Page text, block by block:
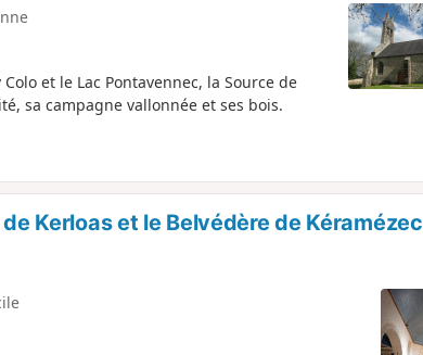
et le Lac Pontavennec, la Source de
sa campagne vallonnée et ses bois.
Kerloas et le Belvédère de Kéramézec